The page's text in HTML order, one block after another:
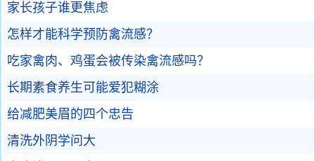
家长孩子谁更焦虑
怎样才能科学预防禽流感？
吃家禽肉、鸡蛋会被传染禽流感吗？
长期素食养生可能爱犯糊涂
给减肥美眉的四个忠告
清洗外阴学问大